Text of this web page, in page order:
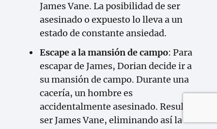
James Vane. La posibilidad de ser
asesinado o expuesto lo lleva a un
estado de constante ansiedad.
Escape a la mansión de campo: Para
escapar de James, Dorian decide ir a
su mansión de campo. Durante una
cacería, un hombre es
accidentalmente asesinado. Resulta
ser James Vane, eliminando así la